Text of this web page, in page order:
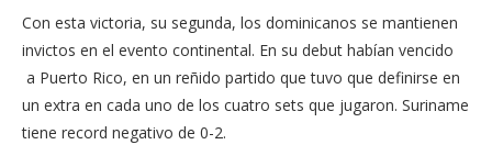
Con esta victoria, su segunda, los dominicanos se mantienen
invictos en el evento continental. En su debut habían vencido
a Puerto Rico, en un reñido partido que tuvo que definirse en
un extra en cada uno de los cuatro sets que jugaron. Suriname
tiene record negativo de 0-2.